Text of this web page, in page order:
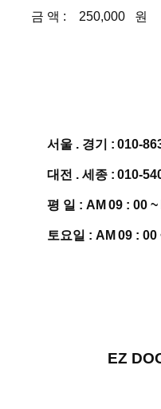
금 액 : 250,000 원
서울 . 경기 : 010-
대전 . 세종 : 010-
평 일 : AM 09 : 00 ~
토요일 : AM 09 : 00
EZ